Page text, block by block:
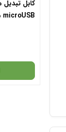
microUSB مدل S21 طول 1 متر